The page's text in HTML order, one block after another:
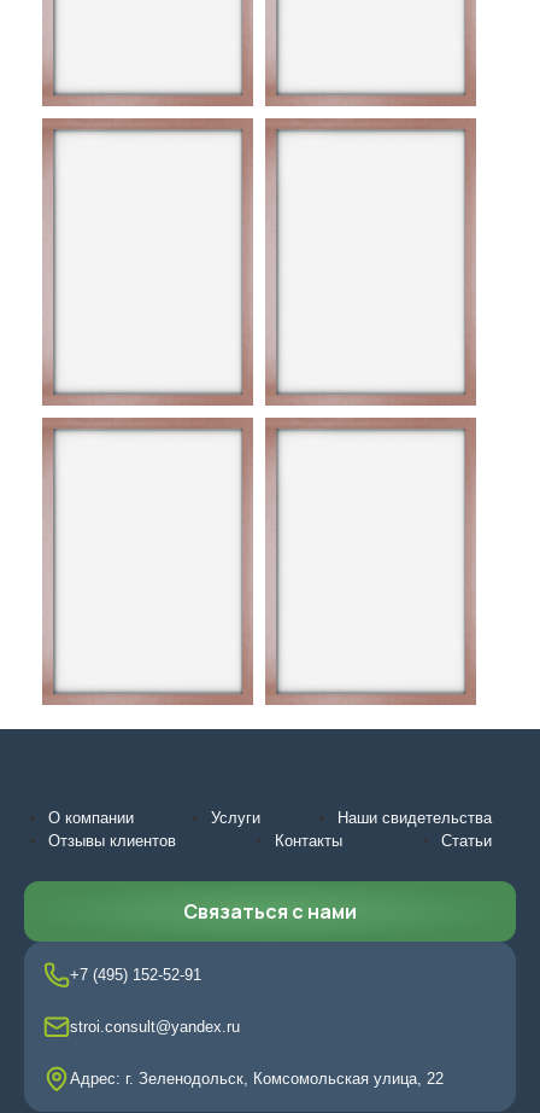
О компании Услуги
Наши свидетельства
Отзывы клиентов
Контакты Статьи
Связаться с нами
+7 (495) 152-52-91
stroi.consult@yandex.ru
Адрес: г. Зеленодольск, Комсомольская улица, 22